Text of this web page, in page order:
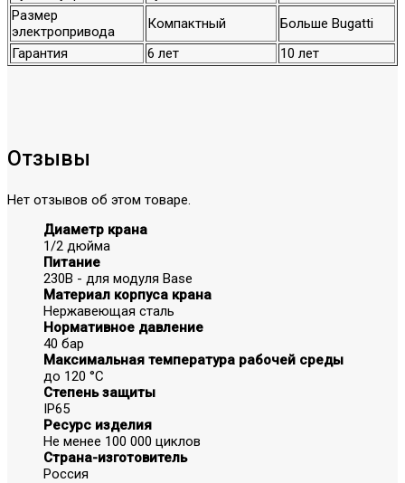
Размер
электропривода
Компактный
Больше Bugatti
Гарантия
6 лет 10 лет
Отзывы
Нет отзывов об этом товаре.
Диаметр крана
1/2 дюйма
Питание
230В - для модуля Base
Материал корпуса крана
Нержавеющая сталь
Нормативное давление
40 бар
Максимальная температура рабочей среды
до 120 °С
Степень защиты
IP65
Ресурс изделия
Не менее 100 000 циклов
Страна-изготовитель
Россия